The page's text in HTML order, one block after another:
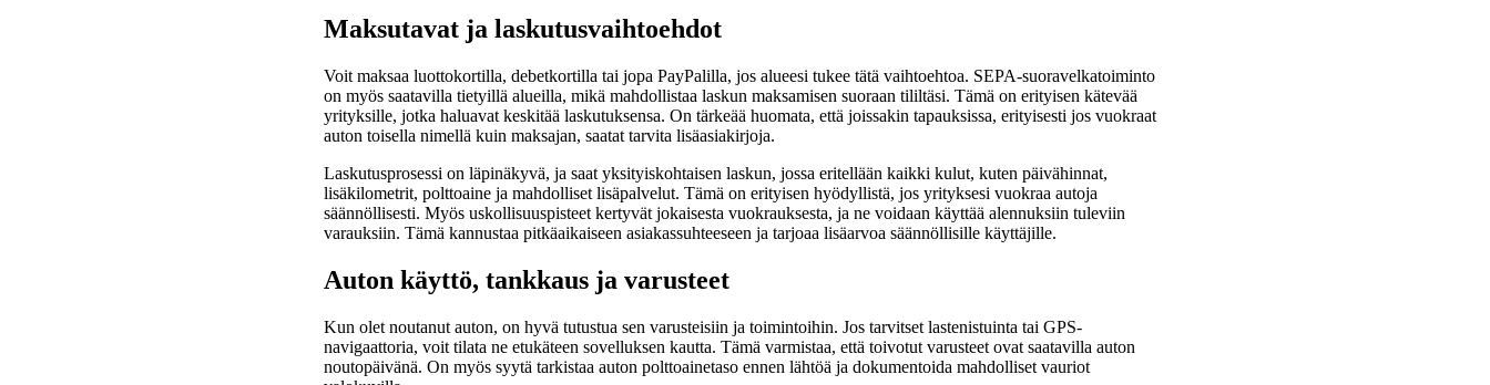
Maksutavat ja laskutusvaihtoehdot
Voit maksaa luottokortilla, debetkortilla tai jopa PayPalilla, jos alueesi tukee tätä vaihtoehtoa. SEPA-suoravelkatoiminto
on myös saatavilla tietyillä alueilla, mikä mahdollistaa laskun maksamisen suoraan tililtäsi. Tämä on erityisen kätevää
yrityksille, jotka haluavat keskitää laskutuksensa. On tärkeää huomata, että joissakin tapauksissa, erityisesti jos vuokraat
auton toisella nimellä kuin maksajan, saatat tarvita lisäasiakirjoja.
Laskutusprosessi on läpinäkyvä, ja saat yksityiskohtaisen laskun, jossa eritellään kaikki kulut, kuten päivähinnat,
lisäkilometrit, polttoaine ja mahdolliset lisäpalvelut. Tämä on erityisen hyödyllistä, jos yrityksesi vuokraa autoja
säännöllisesti. Myös uskollisuuspisteet kertyvät jokaisesta vuokrauksesta, ja ne voidaan käyttää alennuksiin tuleviin
varauksiin. Tämä kannustaa pitkäaikaiseen asiakassuhteeseen ja tarjoaa lisäarvoa säännöllisille käyttäjille.
Auton käyttö, tankkaus ja varusteet
Kun olet noutanut auton, on hyvä tutustua sen varusteisiin ja toimintoihin. Jos tarvitset lastenistuinta tai GPS-
navigaattoria, voit tilata ne etukäteen sovelluksen kautta. Tämä varmistaa, että toivotut varusteet ovat saatavilla auton
noutopäivänä. On myös syytä tarkistaa auton polttoainetaso ennen lähtöä ja dokumentoida mahdolliset vauriot